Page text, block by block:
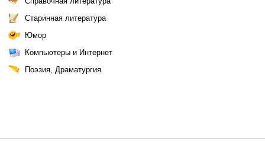
Старинная литература
Юмор
Компьютеры и Интернет
Поэзия, Драматургия